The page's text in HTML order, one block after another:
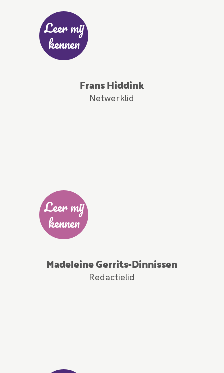
Leer mij
kennen
Frans Hiddink
Netwerklid
Leer mij
kennen
Madeleine Gerrits-Dinnissen
Redactielid